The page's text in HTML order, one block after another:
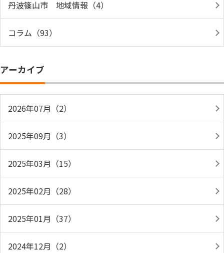
丹波篠山市 地域情報（4）
コラム（93）
アーカイブ
2026年07月（2）
2025年09月（3）
2025年03月（15）
2025年02月（28）
2025年01月（37）
2024年12月（2）